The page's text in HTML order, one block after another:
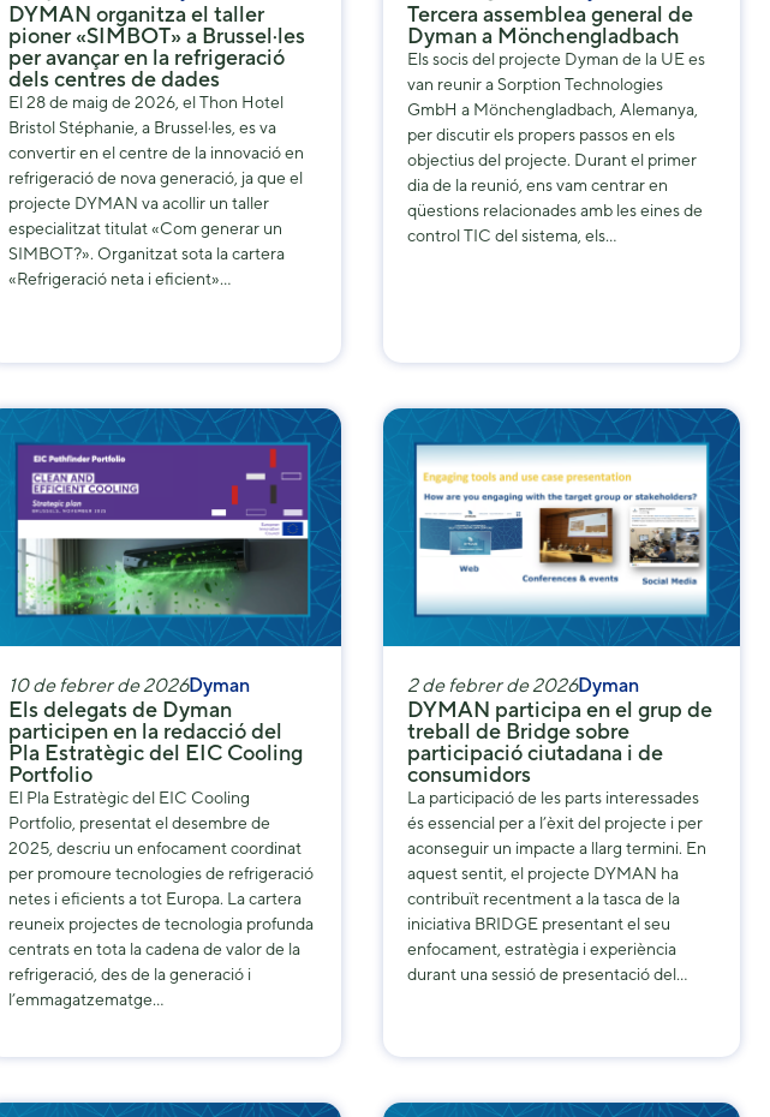
DYMAN organitza el taller
pioner «SIMBOT» a Brussel·les
per avançar en la refrigeració
dels centres de dades
El 28 de maig de 2026, el Thon Hotel
Bristol Stéphanie, a Brussel·les, es va
convertir en el centre de la innovació en
refrigeració de nova generació, ja que el
projecte DYMAN va acollir un taller
especialitzat titulat «Com generar un
SIMBOT?». Organitzat sota la cartera
«Refrigeració neta i eficient»…
Tercera assemblea general de
Dyman a Mönchengladbach
Els socis del projecte Dyman de la UE es
van reunir a Sorption Technologies
GmbH a Mönchengladbach, Alemanya,
per discutir els propers passos en els
objectius del projecte. Durant el primer
dia de la reunió, ens vam centrar en
qüestions relacionades amb les eines de
control TIC del sistema, els…
10 de febrer de 2026Dyman
Els delegats de Dyman
participen en la redacció del
Pla Estratègic del EIC Cooling
Portfolio
El Pla Estratègic del EIC Cooling
Portfolio, presentat el desembre de
2025, descriu un enfocament coordinat
per promoure tecnologies de refrigeració
netes i eficients a tot Europa. La cartera
reuneix projectes de tecnologia profunda
centrats en tota la cadena de valor de la
refrigeració, des de la generació i
l’emmagatzematge…
2 de febrer de 2026Dyman
DYMAN participa en el grup de
treball de Bridge sobre
participació ciutadana i de
consumidors
La participació de les parts interessades
és essencial per a l’èxit del projecte i per
aconseguir un impacte a llarg termini. En
aquest sentit, el projecte DYMAN ha
contribuït recentment a la tasca de la
iniciativa BRIDGE presentant el seu
enfocament, estratègia i experiència
durant una sessió de presentació del…
some
functionality
will
disappear
from the
website.
Marketing
By sharing
interests and
site, you
chance of
seeing
personalized
content and
offers.